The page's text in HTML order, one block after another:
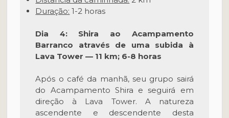
Duração: 1-2 horas
Dia 4: Shira ao Acampamento
Barranco através de uma subida à
Lava Tower — 11 km; 6-8 horas
Após o café da manhã, seu grupo sairá
do Acampamento Shira e seguirá em
direção à Lava Tower. A natureza
ascendente e descendente desta